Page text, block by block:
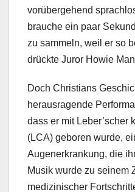
vorübergehend
brauche ein paar
zu sammeln, weil er so
drückte Juror Howie
Doch Christians
herausragende
dass er mit Leber’scher
(LCA) geboren wurde,
Augenerkrankung, die
Musik wurde zu seinem
medizinischer